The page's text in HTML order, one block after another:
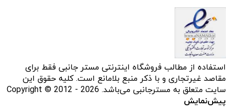
استفاده از مطالب فروشگاه اینترنتی مستر جانبی فقط برای
مقاصد غیرتجاری و با ذکر منبع بلامانع است. کلیه حقوق این
سایت متعلق به مسترجانبی می‌باشد. Copyright © 2012 - 2026
پیش‌نمایش